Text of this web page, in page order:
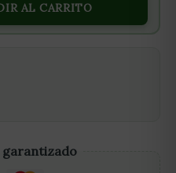
AL CARRITO
garantizado